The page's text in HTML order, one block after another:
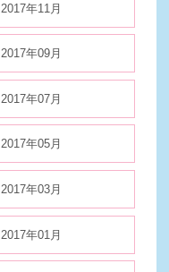
2017年11月
2017年09月
2017年07月
2017年05月
2017年03月
2017年01月